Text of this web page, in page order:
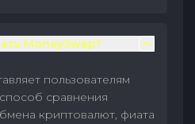
MoneySwap?
пользователям
сравнения
криптовалют, фиата